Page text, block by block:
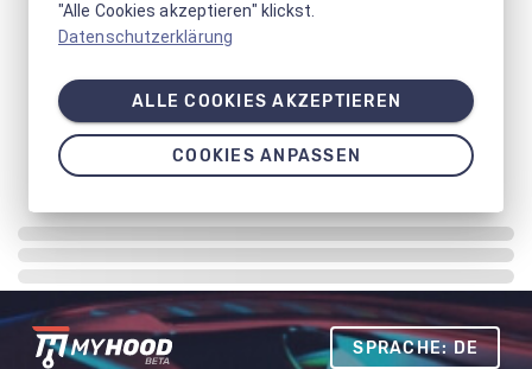
SPRACHE: DE
"Alle Cookies akzeptieren" klickst.
Datenschutzerklärung
ALLE COOKIES AKZEPTIEREN
COOKIES ANPASSEN